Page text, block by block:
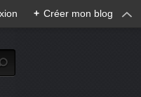
+ Créer mon blog